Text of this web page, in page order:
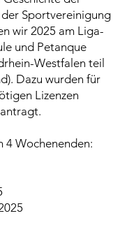
Sportvereinigung
wir 2025 am Liga-
und Petanque
Westfalen teil
Dazu wurden für
Lizenzen
4 Wochenenden: